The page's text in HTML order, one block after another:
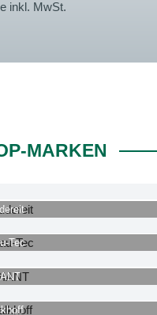
inkl. MwSt.
MARKEN
Tec